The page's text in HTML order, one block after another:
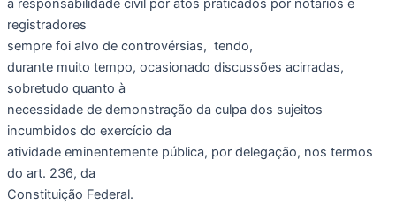
a responsabilidade civil por atos praticados por notários e
registradores
sempre foi alvo de controvérsias, tendo,
durante muito tempo, ocasionado discussões acirradas,
sobretudo quanto à
necessidade de demonstração da culpa dos sujeitos
incumbidos do exercício da
atividade eminentemente pública, por delegação, nos termos
do art. 236, da
Constituição Federal.